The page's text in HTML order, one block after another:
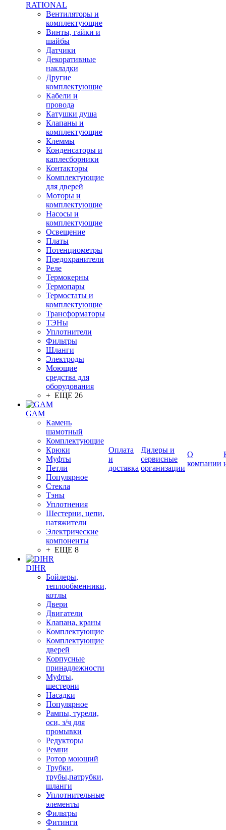
RATIONAL
Вентиляторы и
комплектующие
Винты, гайки и
шайбы
Датчики
Декоративные
накладки
Другие
комплектующие
Кабели и
провода
Катушки душа
Клапаны и
комплектующие
Клеммы
Конденсаторы и
каплесборники
Контакторы
Комплектующие
для дверей
Моторы и
комплектующие
Насосы и
комплектующие
Освещение
Платы
Потенциометры
Предохранители
Реле
Термокерны
Термопары
Термостаты и
комплектующие
Трансформаторы
ТЭНы
Уплотнители
Фильтры
Шланги
Электроды
Моющие
средства для
оборудования
+ ЕЩЕ 26
GAM
Камень
шамотный
Комплектующие
Крюки
Муфты
Петли
Популярное
Стекла
Тэны
Уплотнения
Шестерни, цепи,
натяжители
Электрические
компоненты
+ ЕЩЕ 8
DIHR
Бойлеры,
теплообменники,
котлы
Двери
Двигатели
Клапана, краны
Комплектующие
Комплектующие
дверей
Корпусные
принадлежности
Муфты,
шестерни
Насадки
Популярное
Рампы, турели,
оси, з/ч для
промывки
Редукторы
Ремни
Ротор моющий
Трубки,
трубы,патрубки,
шланги
Уплотнительные
элементы
Фильтры
Фитинги
Оплата
и
доставка
Дилеры и
сервисные
организации
О
компании